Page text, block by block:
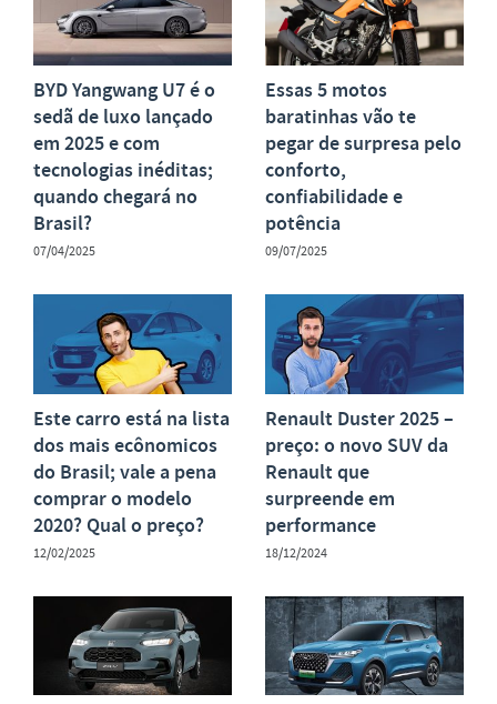
BYD Yangwang U7 é o
sedã de luxo lançado
em 2025 e com
tecnologias inéditas;
quando chegará no
Brasil?
07/04/2025
Essas 5 motos
baratinhas vão te
pegar de surpresa pelo
conforto,
confiabilidade e
potência
09/07/2025
Este carro está na lista
dos mais ecônomicos
do Brasil; vale a pena
comprar o modelo
2020? Qual o preço?
12/02/2025
Renault Duster 2025 –
preço: o novo SUV da
Renault que
surpreende em
performance
18/12/2024